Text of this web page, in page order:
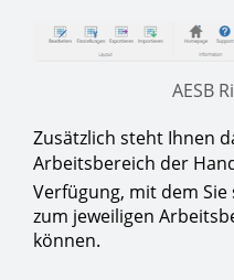
AESB
Zusätzlich steht Ihnen
Arbeitsbereich der
Verfügung, mit dem
zum jeweiligen
können.